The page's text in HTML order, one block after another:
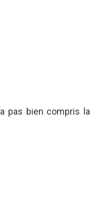
pas bien compris la